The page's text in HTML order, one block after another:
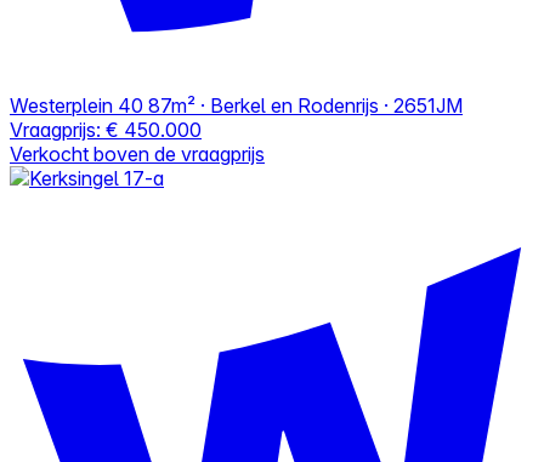
Westerplein 40 87m² · Berkel en Rodenrijs · 2651JM
Vraagprijs: € 450.000
Verkocht boven de vraagprijs